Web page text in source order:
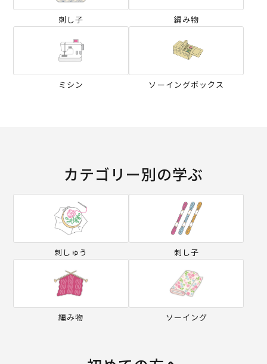
刺し子 編み物
ミシン ソーイングボックス
カテゴリー別の学ぶ
刺しゅう 刺し子
編み物 ソーイング